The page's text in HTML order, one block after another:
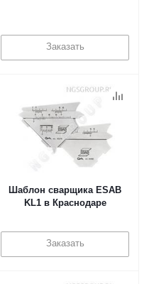
Заказать
Шаблон сварщика ESAB
KL1 в Краснодаре
Заказать